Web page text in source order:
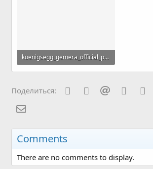
koenigsegg_gemera_official_pics3.jpg
204.4 KB · Просмотры: 23
Поделиться: ВконтактеОдноклассники
Mail.ru Blogger
Comments
There are no comments to display.